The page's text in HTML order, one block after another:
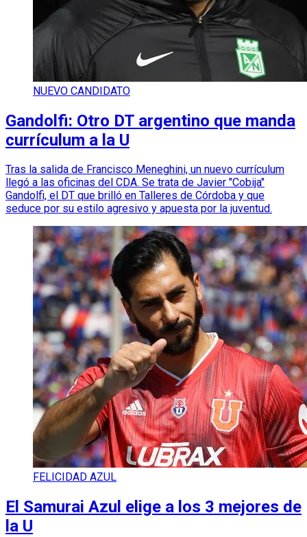
NUEVO CANDIDATO
Gandolfi: Otro DT argentino que manda
currículum a la U
Tras la salida de Francisco Meneghini, un nuevo currículum
llegó a las oficinas del CDA. Se trata de Javier "Cobija"
Gandolfi, el DT que brilló en Talleres de Córdoba y que
seduce por su estilo agresivo y apuesta por la juventud.
FELICIDAD AZUL
El Samurai Azul elige a los 3 mejores de
la U